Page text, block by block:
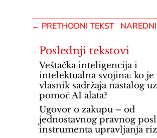
← PRETHODNI TEKST
Poslednji tekstovi
Veštačka inteligencija i
intelektualna svojina: ko je
vlasnik sadržaja nastalog uz
pomoć AI alata?
Ugovor o zakupu – od
jednostavnog pravnog
instrumenta upravljanja